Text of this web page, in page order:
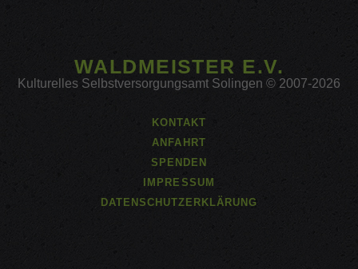
WALDMEISTER E.V.
Kulturelles Selbstversorgungsamt Solingen © 2007-2026
KONTAKT
ANFAHRT
SPENDEN
IMPRESSUM
DATENSCHUTZERKLÄRUNG